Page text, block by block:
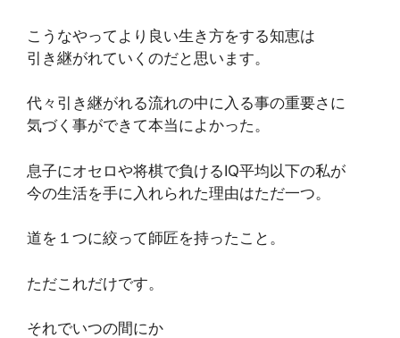
こうなやってより良い生き方をする知恵は
引き継がれていくのだと思います。
代々引き継がれる流れの中に入る事の重要さに
気づく事ができて本当によかった。
息子にオセロや将棋で負けるIQ平均以下の私が
今の生活を手に入れられた理由はただ一つ。
道を１つに絞って師匠を持ったこと。
ただこれだけです。
それでいつの間にか